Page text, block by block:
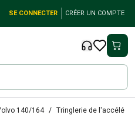
SE CONNECTER CRÉER UN COMPTE
140/164 Tringlerie de